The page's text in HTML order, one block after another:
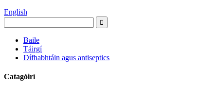
English
Baile
Táirgí
Dífhabhtáin agus antiseptics
Catagóirí